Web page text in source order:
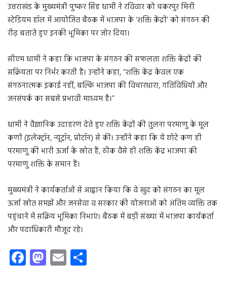
उत्तराखंड के मुख्यमंत्री पुष्कर सिंह धामी ने रविवार को चकरपुर मिनी
स्टेडियम हॉल में आयोजित बैठक में भाजपा के ‘शक्ति केंद्रों’ को संगठन की
रीढ़ बताते हुए इनकी भूमिका पर जोर दिया।
सीएम धामी ने कहा कि भाजपा के संगठन की सफलता शक्ति केंद्रों की
सक्रियता पर निर्भर करती है। उन्होंने कहा, “शक्ति केंद्र केवल एक
संगठनात्मक इकाई नहीं, बल्कि भाजपा की विचारधारा, गतिविधियों और
जनसंपर्क का सबसे प्रभावी माध्यम है।”
धामी ने वैज्ञानिक उदाहरण देते हुए शक्ति केंद्रों की तुलना परमाणु के मूल
कणों (इलेक्ट्रॉन, न्यूट्रॉन, प्रोटॉन) से की। उन्होंने कहा कि ये छोटे कण ही
परमाणु की भारी ऊर्जा के स्रोत हैं, ठीक वैसे ही शक्ति केंद्र भाजपा की
परमाणु शक्ति के समान हैं।
मुख्यमंत्री ने कार्यकर्ताओं से आह्वान किया कि वे खुद को संगठन का मूल
ऊर्जा स्रोत समझें और जनसेवा व सरकार की योजनाओं को अंतिम व्यक्ति तक
पहुंचाने में सक्रिय भूमिका निभाएं। बैठक में बड़ी संख्या में भाजपा कार्यकर्ता
और पदाधिकारी मौजूद रहे।
Fa
ce
M
as
E
m